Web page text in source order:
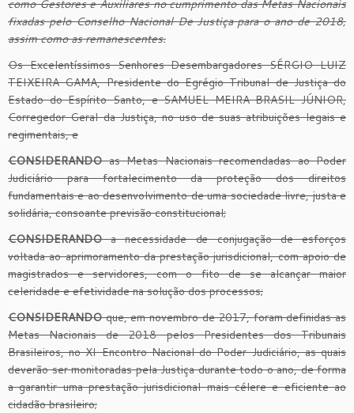
como Gestores e Auxiliares no cumprimento das Metas Nacionais
fixadas pelo Conselho Nacional De Justiça para o ano de 2018,
assim como as remanescentes.
Os Excelentíssimos Senhores Desembargadores SÉRGIO LUIZ
TEIXEIRA GAMA, Presidente do Egrégio Tribunal de Justiça do
Estado do Espírito Santo, e SAMUEL MEIRA BRASIL JÚNIOR,
Corregedor Geral da Justiça, no uso de suas atribuições legais e
regimentais, e
CONSIDERANDOas Metas Nacionais recomendadas ao Poder
Judiciário para fortalecimento da proteção dos direitos
fundamentais e ao desenvolvimento de uma sociedade livre, justa e
solidária, consoante previsão constitucional;
CONSIDERANDOa necessidade de conjugação de esforços
voltada ao aprimoramento da prestação jurisdicional, com apoio de
magistrados e servidores, com o fito de se alcançar maior
celeridade e efetividade na solução dos processos;
CONSIDERANDOque, em novembro de 2017, foram definidas as
Metas Nacionais de 2018 pelos Presidentes dos Tribunais
Brasileiros, no XI Encontro Nacional do Poder Judiciário, as quais
deverão ser monitoradas pela Justiça durante todo o ano, de forma
a garantir uma prestação jurisdicional mais célere e eficiente ao
cidadão brasileiro;